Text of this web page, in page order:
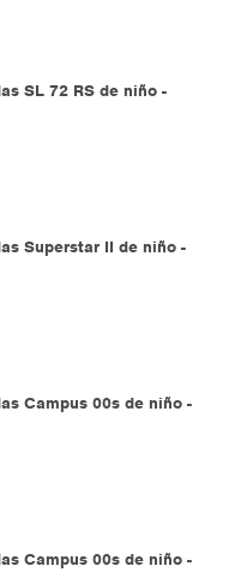
SL 72 RS de niño -
Superstar II de niño -
Campus 00s de niño -
Campus 00s de niño -